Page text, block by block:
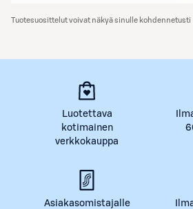
Tuotesuosittelut voivat näkyä sinulle kohdennetusti
Luotettava
kotimainen
verkkokauppa
Asiakasomistajalle